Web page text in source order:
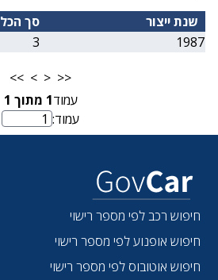
שנת ייצור
סך הכל
1987
3
<<
<
>
>>
עמוד1 מתוך 1
מספר עמוד
עמוד:
חיפוש רכב לפי מספר רישוי
חיפוש אופנוע לפי מספר רישוי
חיפוש אוטובוס לפי מספר רישוי